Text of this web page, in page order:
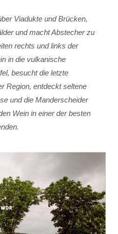
Viadukte und Brücken,
und macht Abstecher zu
rechts und links der
in die vulkanische
besucht die letzte
Region, entdeckt seltene
und die Manderscheider
Wein in einer der besten